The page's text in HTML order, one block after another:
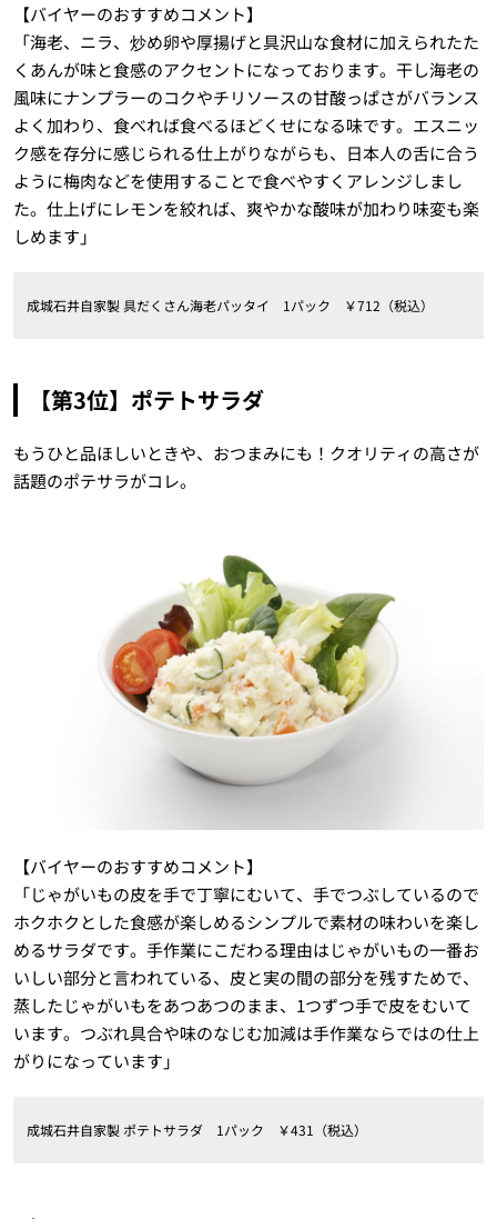
【バイヤーのおすすめコメント】
「海老、ニラ、炒め卵や厚揚げと具沢山な食材に加えられたた
くあんが味と食感のアクセントになっております。干し海老の
風味にナンプラーのコクやチリソースの甘酸っぱさがバランス
よく加わり、食べれば食べるほどくせになる味です。エスニッ
ク感を存分に感じられる仕上がりながらも、日本人の舌に合う
ように梅肉などを使用することで食べやすくアレンジしまし
た。仕上げにレモンを絞れば、爽やかな酸味が加わり味変も楽
しめます」
成城石井自家製 具だくさん海老パッタイ 1パック ￥712（税込）
【第3位】ポテトサラダ
もうひと品ほしいときや、おつまみにも！クオリティの高さが
話題のポテサラがコレ。
【バイヤーのおすすめコメント】
「じゃがいもの皮を手で丁寧にむいて、手でつぶしているので
ホクホクとした食感が楽しめるシンプルで素材の味わいを楽し
めるサラダです。手作業にこだわる理由はじゃがいもの一番お
いしい部分と言われている、皮と実の間の部分を残すためで、
蒸したじゃがいもをあつあつのまま、1つずつ手で皮をむいて
います。つぶれ具合や味のなじむ加減は手作業ならではの仕上
がりになっています」
成城石井自家製 ポテトサラダ 1パック ￥431（税込）